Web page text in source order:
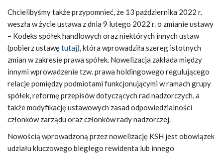
Chcielibyśmy także przypomnieć, że 13 października 2022 r.
weszła w życie ustawa z dnia 9 lutego 2022 r. o zmianie ustawy
– Kodeks spółek handlowych oraz niektórych innych ustaw
(pobierz ustawętutaj), która wprowadziła szereg istotnych
zmian w zakresie prawa spółek. Nowelizacja zakłada między
innymi wprowadzenie tzw. prawa holdingowego regulującego
relacje pomiędzy podmiotami funkcjonującymi w ramach grupy
spółek, reformę przepisów dotyczących rad nadzorczych, a
także modyfikację ustawowych zasad odpowiedzialności
członków zarządu oraz członków rady nadzorczej.
Nowością wprowadzoną przez nowelizację KSH jest obowiązek
udziału kluczowego biegłego rewidenta lub innego